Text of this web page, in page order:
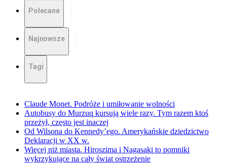
Polecane
Najnowsze
Tagi
Claude Monet. Podróże i umiłowanie wolności
Autobusy do Murzuq kursują wiele razy. Tym razem ktoś
przeżył, często jest inaczej
Od Wilsona do Kennedy’ego. Amerykańskie dziedzictwo
Deklaracji w XX w.
Więcej niż miasta. Hiroszima i Nagasaki to pomniki
wykrzykujące na cały świat ostrzeżenie